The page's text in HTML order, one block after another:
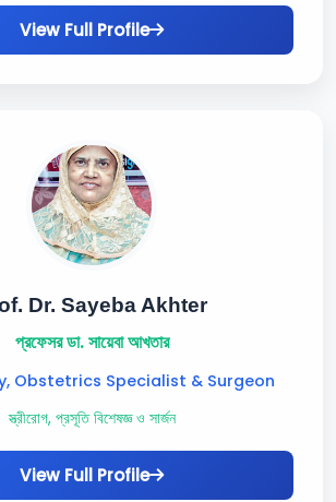
View Full Profile
Dr. Sayeba Akhter
প্রফেসর ডা. সায়েবা আখতার
Obstetrics Specialist & Surgeon
স্ত্রীরোগ, প্রসূতি বিশেষজ্ঞ ও সার্জন
View Full Profile